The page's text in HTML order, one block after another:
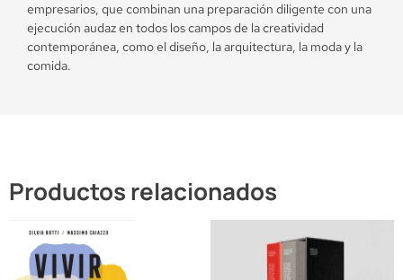
empresarios, que combinan una preparación diligente con una
ejecución audaz en todos los campos de la creatividad
contemporánea, como el diseño, la arquitectura, la moda y la
comida.
Productos relacionados